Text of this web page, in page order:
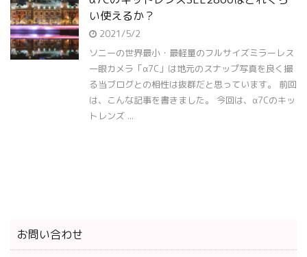
い使えるか？
2021/5/2
ソニーの世界最小・最軽量のフルサイズミラーレス
一眼カメラ「α7C」は地元のスナップ写真を良く撮
る当ブログとの相性は抜群だと思っています。 前回
は、こんな記事を書きました。 今回は、α7Cのキッ
トレンズ ...
お問い合わせ